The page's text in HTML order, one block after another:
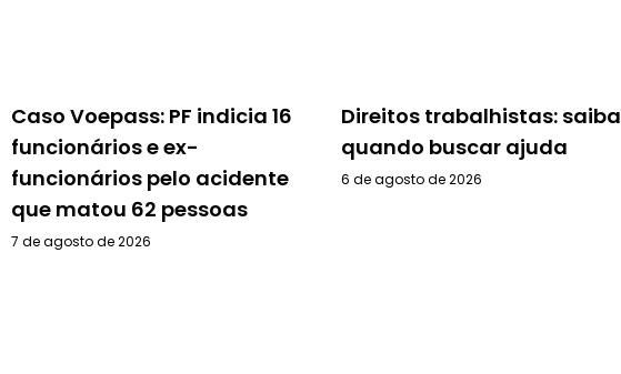
Caso Voepass: PF indicia 16
funcionários e ex-
funcionários pelo acidente
que matou 62 pessoas
7 de agosto de 2026
Direitos trabalhistas: saiba
quando buscar ajuda
6 de agosto de 2026